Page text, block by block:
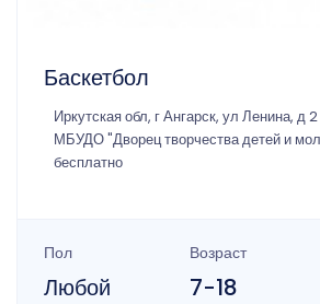
Баскетбол
Иркутская обл, г Ангарск, ул Ленина, д 2
МБУДО "Дворец творчества детей и
бесплатно
Пол
Любой
Возраст
7-18